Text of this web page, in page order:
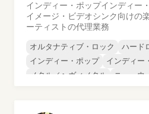
インディー・ポップインディー
イメージ・ビデオシンク向けの
ーティストの代理業務
オルタナティブ・ロック
ハード
インディー・ポップ
インディー
メタル／ヘヴィメタル
ニューウ